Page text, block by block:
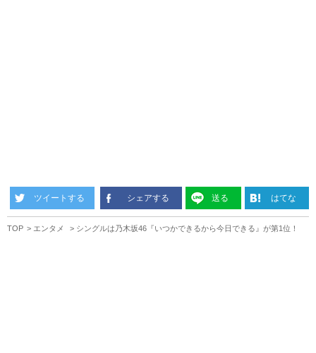
ツイートする シェアする 送る はてな
TOP エンタメ シングルは乃木坂46『いつかできるから今日できる』が第1位！